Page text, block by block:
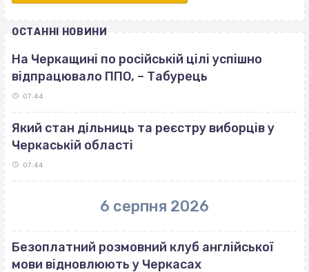
ОСТАННІ НОВИНИ
На Черкащині по російській цілі успішно
відпрацювало ППО, – Табурець
07:44
Який стан дільниць та реєстру виборців у
Черкаській області
07:44
6 серпня 2026
Безоплатний розмовний клуб англійської
мови відновлюють у Черкасах